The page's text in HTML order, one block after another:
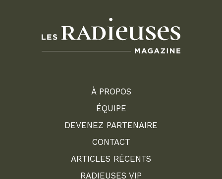
À PROPOS
ÉQUIPE
DEVENEZ PARTENAIRE
CONTACT
ARTICLES RÉCENTS
RADIEUSES VIP